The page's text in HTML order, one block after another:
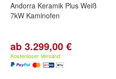
Andorra Keramik Plus Weiß
7kW Kaminofen
ab 3.299,00 €
Kostenloser Versand